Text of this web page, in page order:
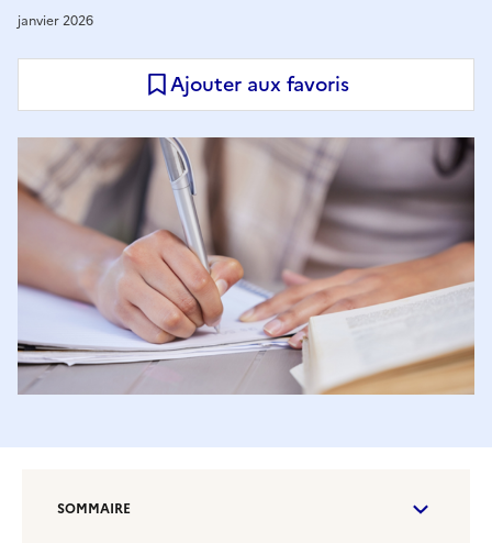
janvier 2026
Ajouter aux favoris
SOMMAIRE